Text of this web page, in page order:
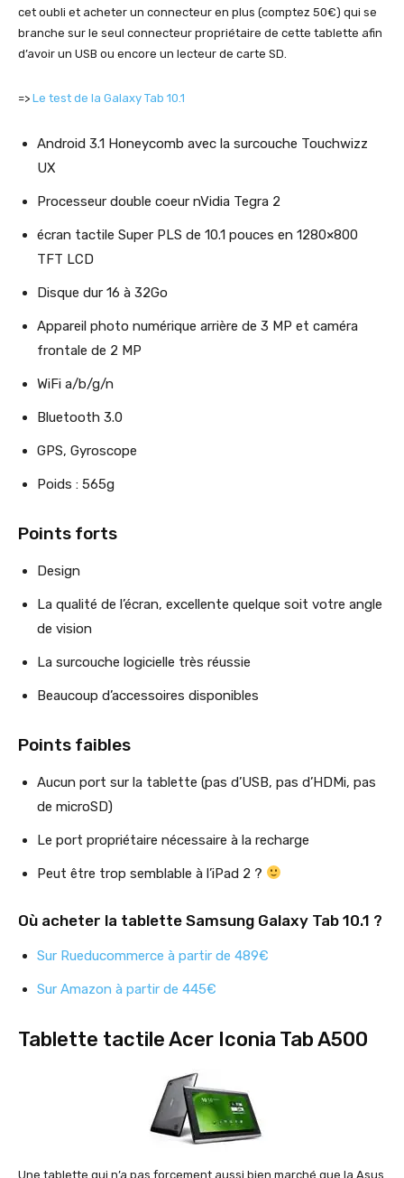
cet oubli et acheter un connecteur en plus (comptez 50€) qui se
branche sur le seul connecteur propriétaire de cette tablette afin
d’avoir un USB ou encore un lecteur de carte SD.
=> Le test de la Galaxy Tab 10.1
Android 3.1 Honeycomb avec la surcouche Touchwizz
UX
Processeur double coeur nVidia Tegra 2
écran tactile Super PLS de 10.1 pouces en 1280×800
TFT LCD
Disque dur 16 à 32Go
Appareil photo numérique arrière de 3 MP et caméra
frontale de 2 MP
WiFi a/b/g/n
Bluetooth 3.0
GPS, Gyroscope
Poids : 565g
Points forts
Design
La qualité de l’écran, excellente quelque soit votre angle
de vision
La surcouche logicielle très réussie
Beaucoup d’accessoires disponibles
Points faibles
Aucun port sur la tablette (pas d’USB, pas d’HDMi, pas
de microSD)
Le port propriétaire nécessaire à la recharge
Peut être trop semblable à l’iPad 2 ?
Où acheter la tablette Samsung Galaxy Tab 10.1 ?
Sur Rueducommerce à partir de 489€
Sur Amazon à partir de 445€
Tablette tactile Acer Iconia Tab A500
Une tablette qui n’a pas forcement aussi bien marché que la Asus